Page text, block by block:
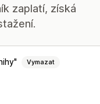
zaplatí, získá
Vymazat